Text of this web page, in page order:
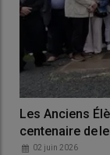
Les Anciens
centenaire de
02 juin 2026